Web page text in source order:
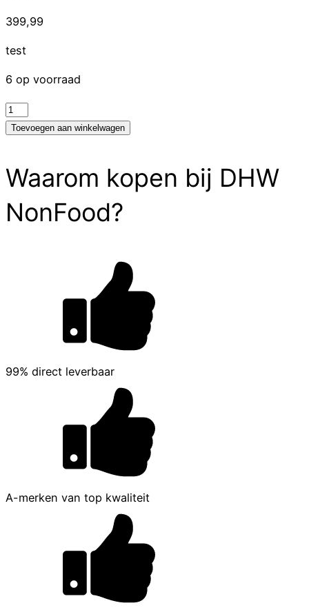
399,99
test
6 op voorraad
test
aantal
Toevoegen aan winkelwagen
Waarom kopen bij DHW
NonFood?
99% direct leverbaar
A-merken van top kwaliteit